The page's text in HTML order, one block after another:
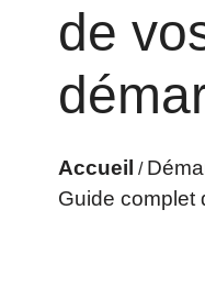
de
Accueil /
Guide complet